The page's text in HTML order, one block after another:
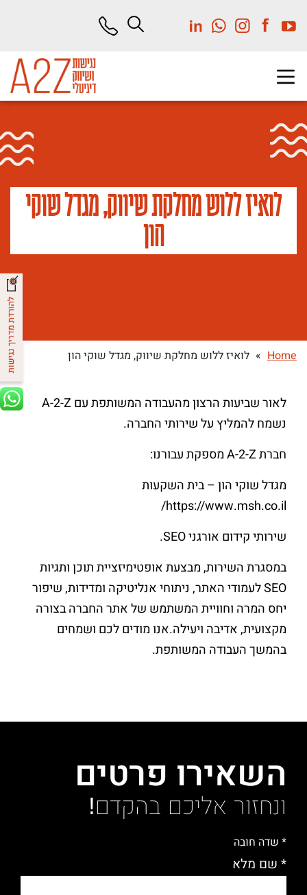
לואיז ללוש מחלקת שיווק, מגדל שוקי
הון
Home
» לואיז ללוש מחלקת שיווק, מגדל שוקי הון
לאור שביעות הרצון מהעבודה המשותפת עם A-2-Z
נשמח להמליץ על שירותי החברה.
חברת A-2-Z מספקת עבורנו:
מגדל שוקי הון – בית השקעות
https://www.msh.co.il/
שירותי קידום אורגני SEO.
במסגרת השירות, מבצעת אופטימיזציית תוכן ותגיות
SEO לעמודי האתר, ניתוחי אנליטיקה ומדידות, שיפור
יחס המרה וחוויית המשתמש של אתר החברה בצורה
מקצועית, אדיבה ויעילה.אנו מודים לכם ושמחים
בהמשך העבודה המשותפת.
השאירו פרטים
ונחזור אליכם בהקדם!
* שדה חובה
* שם מלא